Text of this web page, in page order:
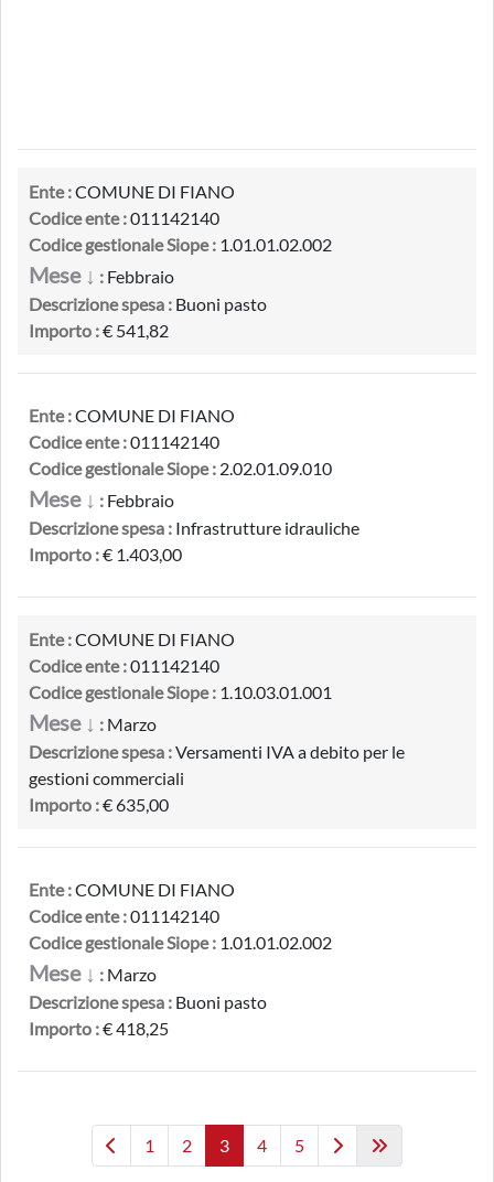
Ente :COMUNE DI FIANO
Codice ente :011142140
Codice gestionale Siope : 1.01.01.02.002
Mese ↓ : Febbraio
Descrizione spesa : Buoni pasto
Importo :€ 541,82
Ente :COMUNE DI FIANO
Codice ente :011142140
Codice gestionale Siope : 2.02.01.09.010
Mese ↓ : Febbraio
Descrizione spesa : Infrastrutture idrauliche
Importo :€ 1.403,00
Ente :COMUNE DI FIANO
Codice ente :011142140
Codice gestionale Siope : 1.10.03.01.001
Mese ↓ : Marzo
Descrizione spesa :Versamenti IVA a debito per le
gestioni commerciali
Importo :€ 635,00
Ente :COMUNE DI FIANO
Codice ente :011142140
Codice gestionale Siope : 1.01.01.02.002
Mese ↓ : Marzo
Descrizione spesa : Buoni pasto
Importo :€ 418,25
1 2 3 4 5